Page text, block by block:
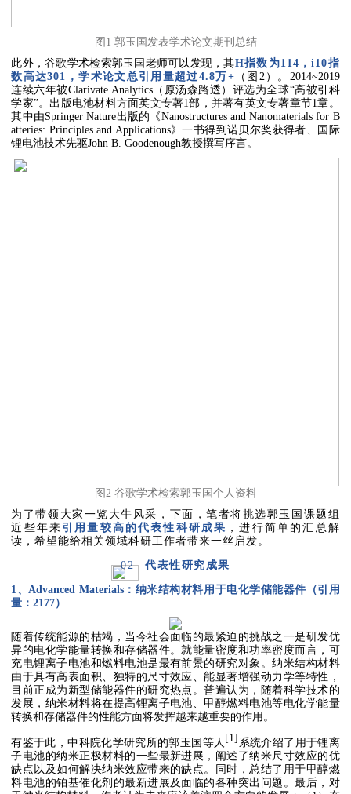
图1 郭玉国发表学术论文期刊总结
此外，谷歌学术检索郭玉国老师可以发现，其H指数为114 ，i10指
数高达301 ，学术论文总引用量超过4.8万+ （图2）。 2014~2019
连续六年被Clarivate Analytics（原汤森路透）评选为全球“高被引科
学家”。出版电池材料方面英文专著1部，并著有英文专著章节1章。
其中由Springer Nature出版的《Nanostructures and Nanomaterials for B
atteries: Principles and Applications》一书得到诺贝尔奖获得者、国际
锂电池技术先驱John B. Goodenough教授撰写序言。
图2 谷歌学术检索郭玉国个人资料
为了带领大家一览大牛风采，下面，笔者将挑选郭玉国课题组
近些年来 引用量较高的代表性科研成果 ，进行简单的汇总解
读，希望能给相关领域科研工作者带来一丝启发。
02 代表性研究成果
1、Advanced Materials：纳米结构材料用于电化学储能器件（引用
量：2177）
随着传统能源的枯竭，当今社会面临的最紧迫的挑战之一是研发优
异的电化学能量转换和存储器件。就能量密度和功率密度而言，可
充电锂离子电池和燃料电池是最有前景的研究对象。纳米结构材料
由于具有高表面积、独特的尺寸效应、能显著增强动力学等特性，
目前正成为新型储能器件的研究热点。普遍认为，随着科学技术的
发展，纳米材料将在提高锂离子电池、甲醇燃料电池等电化学能量
转换和存储器件的性能方面将发挥越来越重要的作用。
有鉴于此，中科院化学研究所的郭玉国等人 [1] 系统介绍了用于锂离
子电池的纳米正极材料的一些最新进展，阐述了纳米尺寸效应的优
缺点以及如何解决纳米效应带来的缺点。同时，总结了用于甲醇燃
料电池的铂基催化剂的最新进展及面临的各种突出问题。最后，对